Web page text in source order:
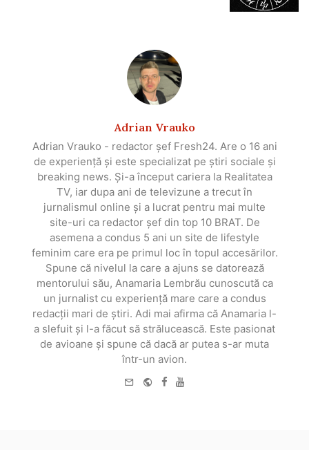
Adrian Vrauko
Adrian Vrauko - redactor șef Fresh24. Are o 16 ani
de experiență și este specializat pe știri sociale și
breaking news. Și-a început cariera la Realitatea
TV, iar dupa ani de televizune a trecut în
jurnalismul online și a lucrat pentru mai multe
site-uri ca redactor șef din top 10 BRAT. De
asemena a condus 5 ani un site de lifestyle
feminim care era pe primul loc în topul accesărilor.
Spune că nivelul la care a ajuns se datorează
mentorului său, Anamaria Lembrău cunoscută ca
un jurnalist cu experiență mare care a condus
redacții mari de știri. Adi mai afirma că Anamaria l-
a slefuit și l-a făcut să strălucească. Este pasionat
de avioane și spune că dacă ar putea s-ar muta
într-un avion.
e-
WebsiteFacebook